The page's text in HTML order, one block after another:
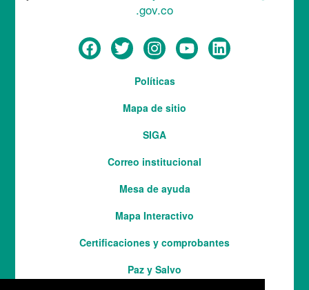
.gov.co
Políticas
Mapa de sitio
SIGA
Correo institucional
Mesa de ayuda
Mapa Interactivo
ServicesCertificaciones y comprobantes
Paz y Salvo